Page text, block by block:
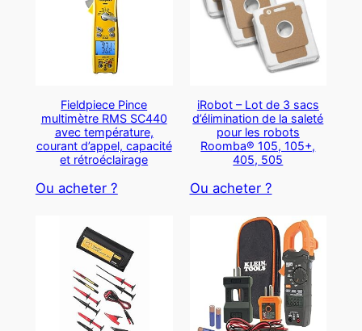
Fieldpiece Pince
multimètre RMS SC440
avec température,
courant d’appel, capacité
et rétroéclairage
Ou acheter ?
iRobot – Lot de 3 sacs
d’élimination de la saleté
pour les robots
Roomba® 105, 105+,
405, 505
Ou acheter ?